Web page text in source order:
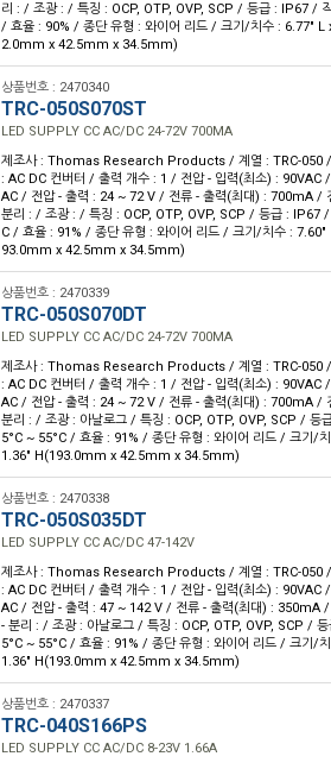
리 : / 조광 : / 특징 : OCP, OTP, OVP, SCP / 등급 : IP67 /
/ 효율 : 90% / 종단 유형 : 와이어 리드 / 크기/치수 : 6.77"
2.0mm x 42.5mm x 34.5mm)
상품번호 : 2470340
TRC-050S070ST
LED SUPPLY CC AC/DC 24-72V 700MA
제조사 : Thomas Research Products / 계열 : TRC-050 /
: AC DC 컨버터 / 출력 개수 : 1 / 전압 - 입력(최소) : 90VAC
AC / 전압 - 출력 : 24 ~ 72 V / 전류 - 출력(최대) : 700mA /
분리 : / 조광 : / 특징 : OCP, OTP, OVP, SCP / 등급 : IP67
C / 효율 : 91% / 종단 유형 : 와이어 리드 / 크기/치수 :
93.0mm x 42.5mm x 34.5mm)
상품번호 : 2470339
TRC-050S070DT
LED SUPPLY CC AC/DC 24-72V 700MA
제조사 : Thomas Research Products / 계열 : TRC-050 /
: AC DC 컨버터 / 출력 개수 : 1 / 전압 - 입력(최소) : 90VAC
AC / 전압 - 출력 : 24 ~ 72 V / 전류 - 출력(최대) : 700mA /
분리 : / 조광 : 아날로그 / 특징 : OCP, OTP, OVP, SCP / 등
5°C ~ 55°C / 효율 : 91% / 종단 유형 : 와이어 리드 / 크기/
1.36" H(193.0mm x 42.5mm x 34.5mm)
상품번호 : 2470338
TRC-050S035DT
LED SUPPLY CC AC/DC 47-142V
제조사 : Thomas Research Products / 계열 : TRC-050 /
: AC DC 컨버터 / 출력 개수 : 1 / 전압 - 입력(최소) : 90VAC
AC / 전압 - 출력 : 47 ~ 142 V / 전류 - 출력(최대) : 350mA
- 분리 : / 조광 : 아날로그 / 특징 : OCP, OTP, OVP, SCP /
5°C ~ 55°C / 효율 : 91% / 종단 유형 : 와이어 리드 / 크기/
1.36" H(193.0mm x 42.5mm x 34.5mm)
상품번호 : 2470337
TRC-040S166PS
LED SUPPLY CC AC/DC 8-23V 1.66A